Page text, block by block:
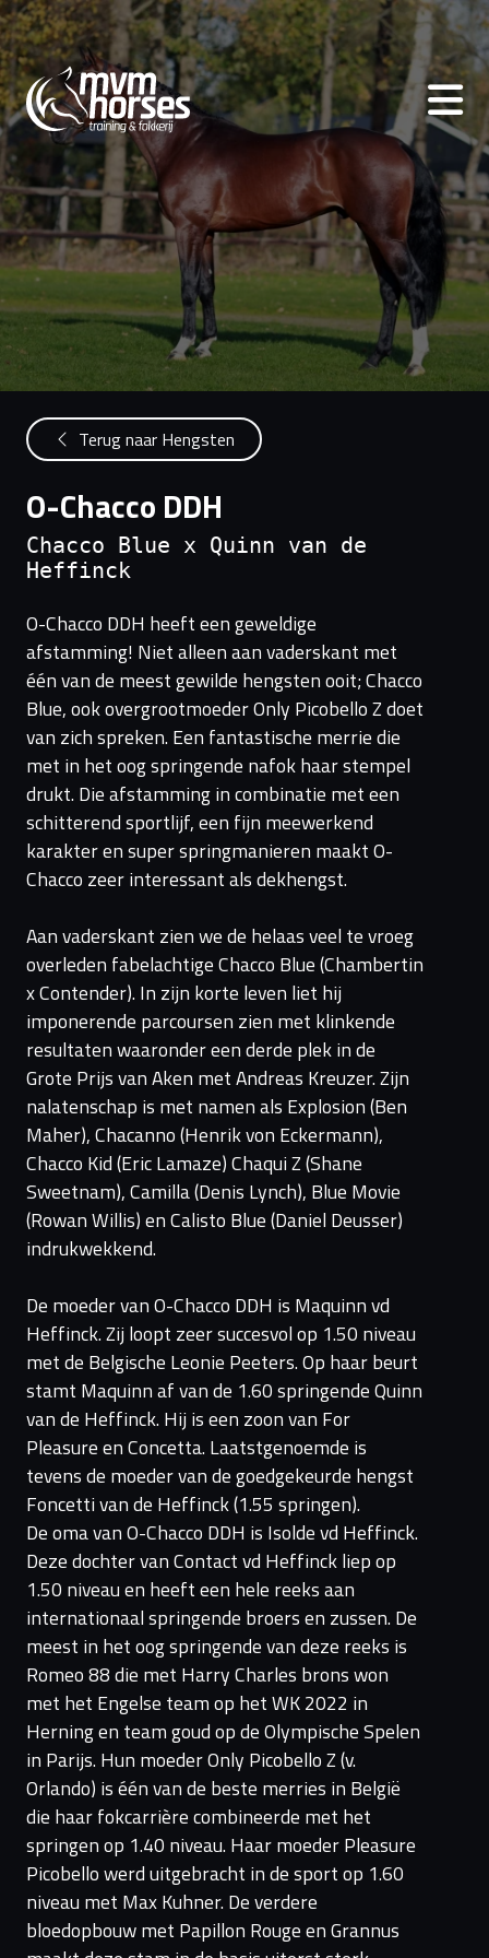
Terug naar Hengsten
O-Chacco DDH
Chacco Blue x Quinn van de
Heffinck
O-Chacco DDH heeft een geweldige
afstamming! Niet alleen aan vaderskant met
één van de meest gewilde hengsten ooit; Chacco
Blue, ook overgrootmoeder Only Picobello Z doet
van zich spreken. Een fantastische merrie die
met in het oog springende nafok haar stempel
drukt. Die afstamming in combinatie met een
schitterend sportlijf, een fijn meewerkend
karakter en super springmanieren maakt O-
Chacco zeer interessant als dekhengst.
Aan vaderskant zien we de helaas veel te vroeg
overleden fabelachtige Chacco Blue (Chambertin
x Contender). In zijn korte leven liet hij
imponerende parcoursen zien met klinkende
resultaten waaronder een derde plek in de
Grote Prijs van Aken met Andreas Kreuzer. Zijn
nalatenschap is met namen als Explosion (Ben
Maher), Chacanno (Henrik von Eckermann),
Chacco Kid (Eric Lamaze) Chaqui Z (Shane
Sweetnam), Camilla (Denis Lynch), Blue Movie
(Rowan Willis) en Calisto Blue (Daniel Deusser)
indrukwekkend.
De moeder van O-Chacco DDH is Maquinn vd
Heffinck. Zij loopt zeer succesvol op 1.50 niveau
met de Belgische Leonie Peeters. Op haar beurt
stamt Maquinn af van de 1.60 springende Quinn
van de Heffinck. Hij is een zoon van For
Pleasure en Concetta. Laatstgenoemde is
tevens de moeder van de goedgekeurde hengst
Foncetti van de Heffinck (1.55 springen).
De oma van O-Chacco DDH is Isolde vd Heffinck.
Deze dochter van Contact vd Heffinck liep op
1.50 niveau en heeft een hele reeks aan
internationaal springende broers en zussen. De
meest in het oog springende van deze reeks is
Romeo 88 die met Harry Charles brons won
met het Engelse team op het WK 2022 in
Herning en team goud op de Olympische Spelen
in Parijs. Hun moeder Only Picobello Z (v.
Orlando) is één van de beste merries in België
die haar fokcarrière combineerde met het
springen op 1.40 niveau. Haar moeder Pleasure
Picobello werd uitgebracht in de sport op 1.60
niveau met Max Kuhner. De verdere
bloedopbouw met Papillon Rouge en Grannus